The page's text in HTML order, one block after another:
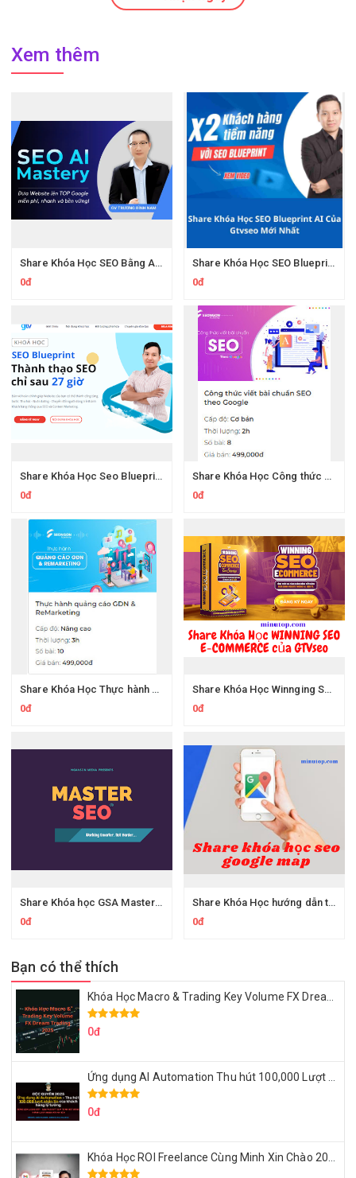
Xem thêm
Share Khóa Học SEO Bằng AI Tool Trương Đình Nam
0đ
Share Khóa Học SEO Blueprint AI Của Gtvseo Mới Nhất
0đ
Share Khóa Học Seo Blueprint Gtvseo Thành Thạo Seo Chỉ Sau 27 giờ
0đ
Share Khóa Học Công thức viết bài chuẩn SEO theo Google Của Seongon Lê Xuân Đạt
0đ
Share Khóa Học Thực hành quảng cáo GDN Và ReMarketing Của Seongon Lê Xuân Đạt
0đ
Share Khóa Học Winnging Seo E-commerce Của Vincent Đỗ GtvSeo
0đ
Share Khóa học GSA Master - Hướng dẫn sử dụng công cụ GSA Search Engine Ranker để SEO cho website
0đ
Share Khóa Học hướng dẫn triển khai chi tiết SEO GOOGLE MAP của Gtvseo
0đ
Bạn có thể thích
0đ
0đ